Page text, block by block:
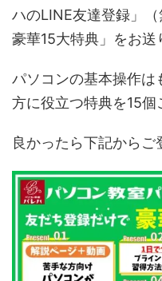
ハのLINE友達登録」
豪華15大特典」をお送
パソコンの基本操作は
方に役立つ特典を15個
良かったら下記からご